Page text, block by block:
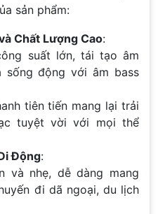
sản phẩm:
Chất Lượng Cao:
suất lớn, tái tạo âm
sống động với âm bass
tiên tiến mang lại trải
tuyệt vời với mọi thể
Động:
và nhẹ, dễ dàng mang
đi dã ngoại, du lịch